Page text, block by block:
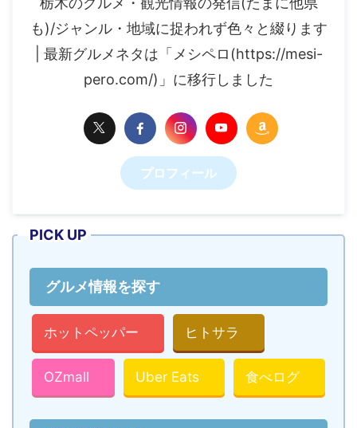
も)/ジャンル・地域に捉われず色々と綴ります
| 最新グルメネタは「メシペロ(https://mesi-
pero.com/)」に移行しました
プロフィール
PICK UP
グルメ情報を探す
ホットペッパー ヒトサラ
OZmall Uber Eats 食べログ